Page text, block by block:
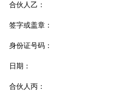
合伙人乙：
签字或盖章：
身份证号码：
日期：
合伙人丙：